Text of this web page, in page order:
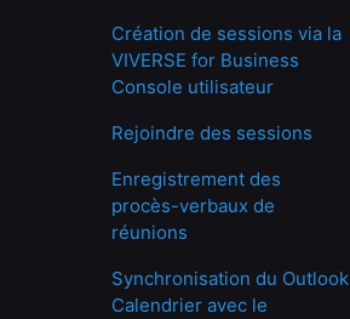
Création de sessions via la
VIVERSE for Business
Console utilisateur
Rejoindre des sessions
Enregistrement des
procès-verbaux de
réunions
Synchronisation du Outlook
Calendrier avec le